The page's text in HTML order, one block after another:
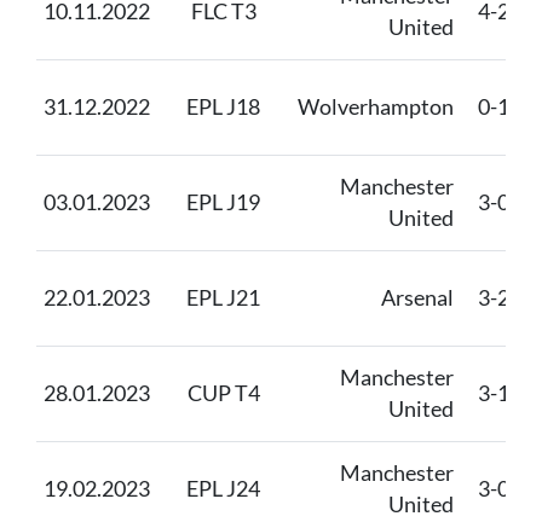
10.11.2022 FLC T3
United
4-2
31.12.2022 EPL J18 Wolverhampton 0-1
03.01.2023 EPL J19
Manchester
United
3-0
22.01.2023 EPL J21 Arsenal 3-2
28.01.2023 CUP T4
Manchester
United
3-1
19.02.2023 EPL J24
Manchester
United
3-0